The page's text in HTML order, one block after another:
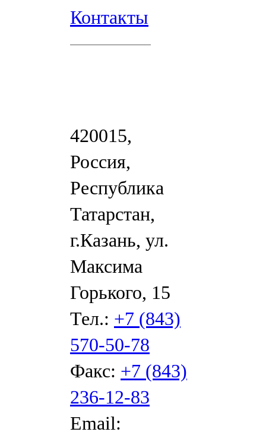
Контакты
420015,
Россия,
Республика
Татарстан,
г.Казань, ул.
Максима
Горького, 15
Тел.: +7 (843)
570-50-78
Факс: +7 (843)
236-12-83
Email: